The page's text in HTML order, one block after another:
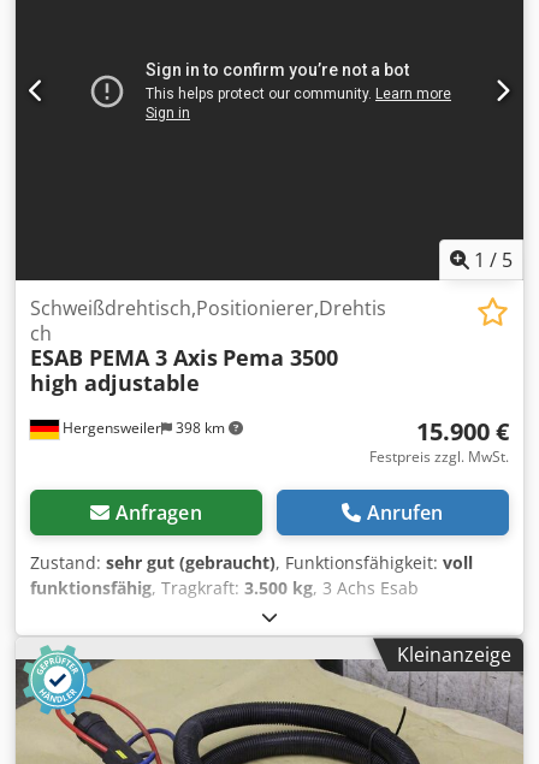
1 / 5
Hergensweiler 398 km
Schweißdrehtisch,Positionierer,Drehtis
ch
ESAB PEMA 3 Axis Pema 3500
high adjustable
15.900 €
Festpreis zzgl. MwSt.
Anfragen Anrufen
Zustand: sehr gut (gebraucht), Funktionsfähigkeit: voll
funktionsfähig, Tragkraft: 3.500 kg, 3 Achs Esab
Schweissdrehtisch , 3500 Kg Tragkraft Codpfx Afjzk
Rbdodoha sehr guter Zustand komplett mit Zubehör Fuß-
und Handfernbedienung Aufspannscheibe Durchmesser
1100mm
Kleinanzeige